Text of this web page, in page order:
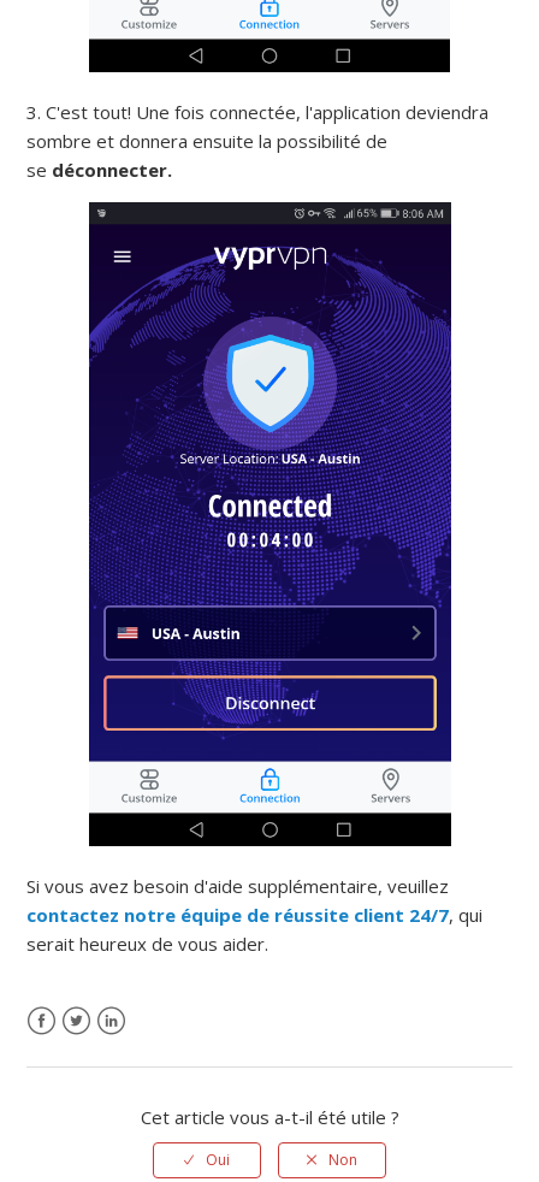
3. C'est tout! Une fois connectée, l'application deviendra
sombre et donnera ensuite la possibilité de
se déconnecter.
Si vous avez besoin d'aide supplémentaire, veuillez
contactez notre équipe de réussite client 24/7, qui
serait heureux de vous aider.
Cet article vous a-t-il été utile ?
Oui Non